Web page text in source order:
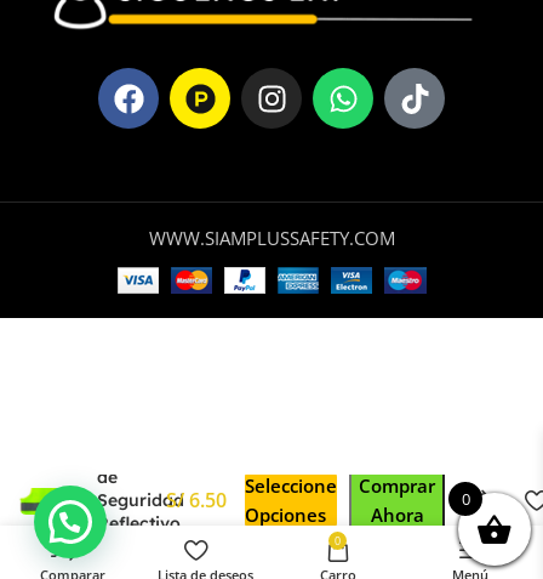
WWW.SIAMPLUSSAFETY.COM
de
Seguridad
Reflectivo
Poliéster
Seleccione
Opciones
Comprar
Ahora
0
Comparar Lista de deseos
0
Carro Menú